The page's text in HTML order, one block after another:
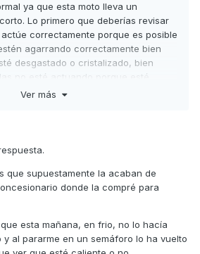
ya que esta moto lleva un
Lo primero que deberías revisar
correctamente porque es posible
agarrando correctamente bien
desgastado o cristalizado, bien
no esté actuando porque esté
de los muelles esté suelto o roto.
guías o en lo rodillos, pero en este
Ver más
que supuestamente la acaban de
donde la compré para
esta mañana, en frio, no lo hacía
al pararme en un semáforo lo ha vuelto